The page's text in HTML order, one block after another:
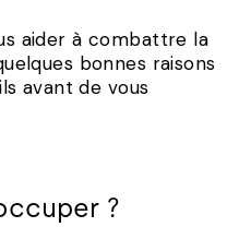
aider à combattre la
bonnes raisons
avant de vous
?